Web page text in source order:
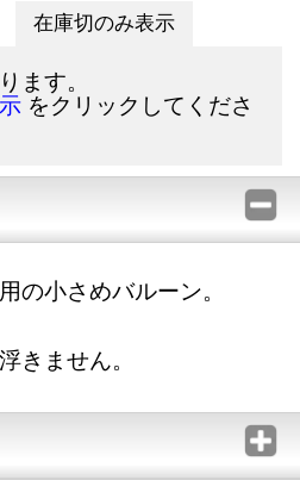
在庫切のみ表示
ます。
をクリックしてくださ
の小さめバルーン。
きません。